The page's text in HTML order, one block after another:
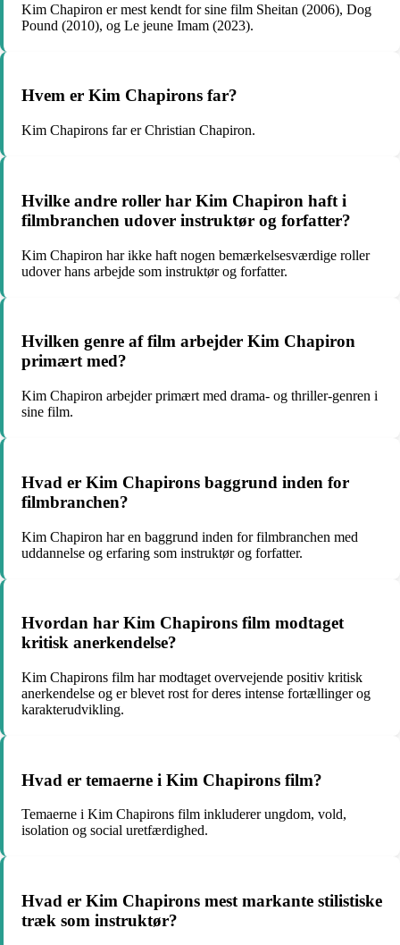
Kim Chapiron er mest kendt for sine film Sheitan (2006), Dog
Pound (2010), og Le jeune Imam (2023).
Hvem er Kim Chapirons far?
Kim Chapirons far er Christian Chapiron.
Hvilke andre roller har Kim Chapiron haft i
filmbranchen udover instruktør og forfatter?
Kim Chapiron har ikke haft nogen bemærkelsesværdige roller
udover hans arbejde som instruktør og forfatter.
Hvilken genre af film arbejder Kim Chapiron
primært med?
Kim Chapiron arbejder primært med drama- og thriller-genren i
sine film.
Hvad er Kim Chapirons baggrund inden for
filmbranchen?
Kim Chapiron har en baggrund inden for filmbranchen med
uddannelse og erfaring som instruktør og forfatter.
Hvordan har Kim Chapirons film modtaget
kritisk anerkendelse?
Kim Chapirons film har modtaget overvejende positiv kritisk
anerkendelse og er blevet rost for deres intense fortællinger og
karakterudvikling.
Hvad er temaerne i Kim Chapirons film?
Temaerne i Kim Chapirons film inkluderer ungdom, vold,
isolation og social uretfærdighed.
Hvad er Kim Chapirons mest markante stilistiske
træk som instruktør?